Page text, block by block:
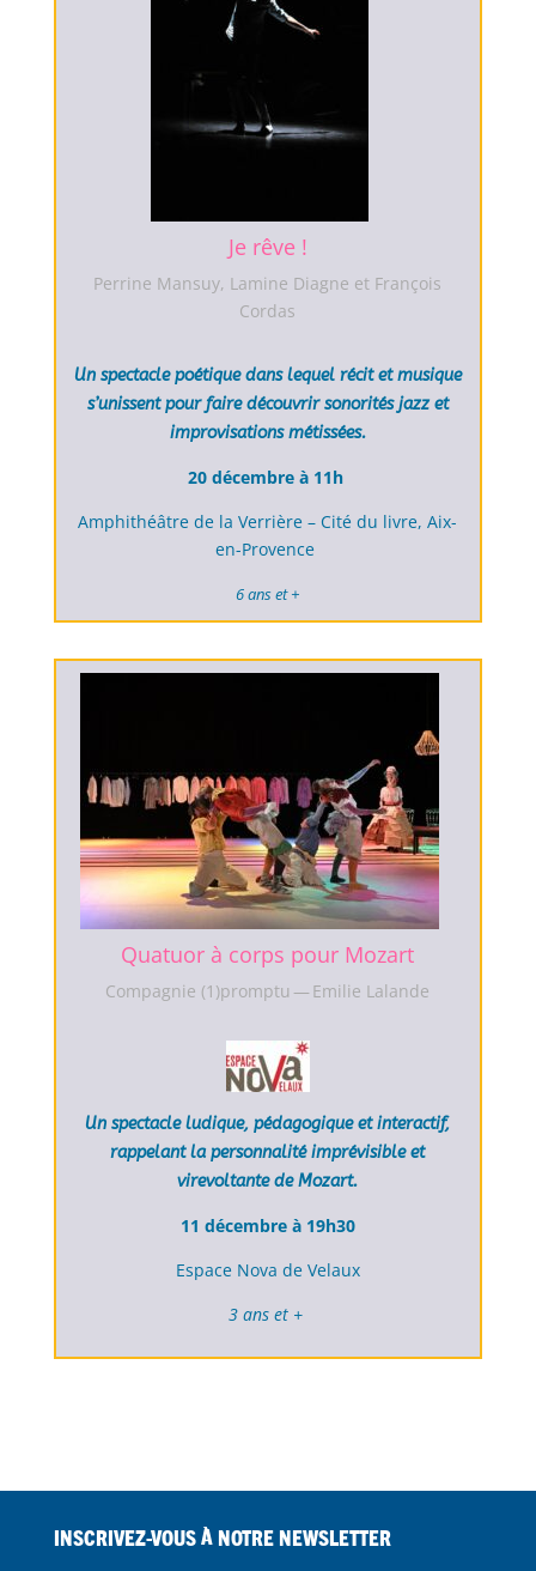
Je rêve !
Perrine Mansuy, Lamine Diagne et François
Cordas
Un spectacle poétique dans lequel récit et musique
s’unissent pour faire découvrir sonorités jazz et
improvisations métissées.
20 décembre à 11h
Amphithéâtre de la Verrière – Cité du livre, Aix-
en-Provence
6 ans et +
Quatuor à corps pour Mozart
Compagnie (1)promptu — Emilie Lalande
Un spectacle ludique, pédagogique et interactif,
rappelant la personnalité imprévisible et
virevoltante de Mozart.
11 décembre à 19h30
Espace Nova de Velaux
3 ans et +
Inscrivez-vous à notre Newsletter